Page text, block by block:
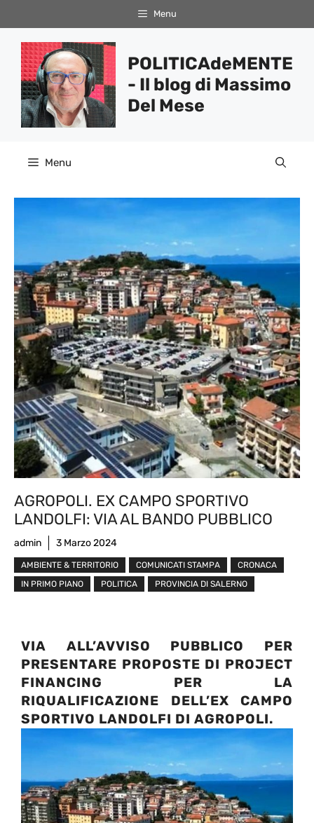
al
contenuto
Menu
POLITICAdeMENTE
- Il blog di Massimo
Del Mese
Menu
AGROPOLI. EX CAMPO SPORTIVO
LANDOLFI: VIA AL BANDO PUBBLICO
admin 3 Marzo 2024
AMBIENTE & TERRITORIO COMUNICATI STAMPA
CRONACA
IN PRIMO PIANO
POLITICA PROVINCIA DI SALERNO
VIA ALL’AVVISO PUBBLICO PER
PRESENTARE PROPOSTE DI PROJECT
FINANCING PER LA
RIQUALIFICAZIONE DELL’EX CAMPO
SPORTIVO LANDOLFI DI AGROPOLI.